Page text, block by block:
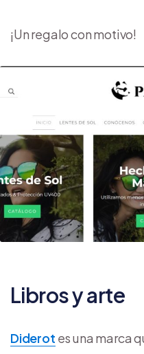
¡Un regalo con motivo!
Libros y arte
Diderot es una marca